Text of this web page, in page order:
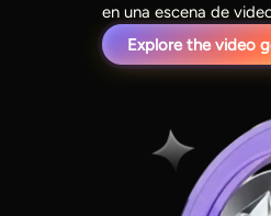
en una escena de
Explore the video